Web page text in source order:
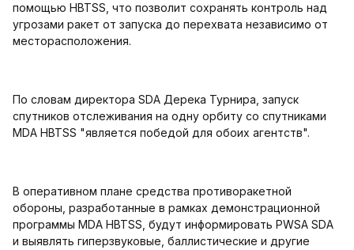
помощью HBTSS, что позволит сохранять контроль над
угрозами ракет от запуска до перехвата независимо от
месторасположения.
По словам директора SDA Дерека Турнира, запуск
спутников отслеживания на одну орбиту со спутниками
MDA HBTSS "является победой для обоих агентств".
В оперативном плане средства противоракетной
обороны, разработанные в рамках демонстрационной
программы MDA HBTSS, будут информировать PWSA SDA
и выявлять гиперзвуковые, баллистические и другие